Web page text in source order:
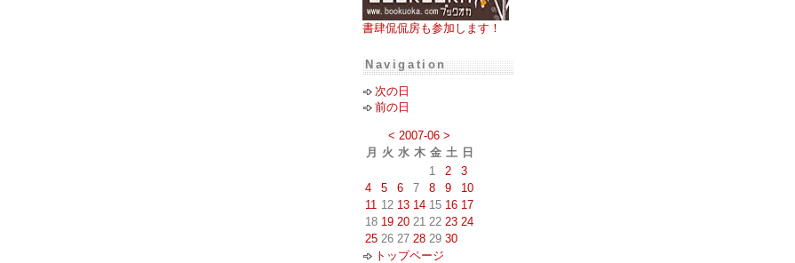
書肆侃侃房も参加します！
Navigation
次の日
前の日
< 2007-06 >
月
火 水 木 金 土 日
1
2
3
4
5 6 7 8 9
10
11 12 13 14 15 16 17
18 19 20 21 22 23 24
25 26 27 28 29 30
トップページ